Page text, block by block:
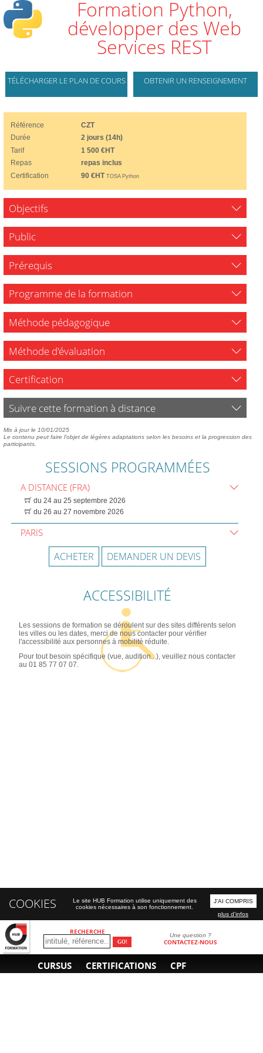
RECHERCHE Une question ?
CONTACTEZ-NOUS
CURSUS CERTIFICATIONS CPF
Formation Python,
développer des Web
Services REST
TÉLÉCHARGER LE PLAN DE COURS OBTENIR UN RENSEIGNEMENT
Référence
CZT
Durée
2 jours (14h)
Tarif
1 500 €HT
Repas
repas inclus
Certification
90 €HTTOSA Python
Objectifs
Public
Prérequis
Programme de la formation
Méthode pédagogique
Méthode d'évaluation
Certification
Suivre cette formation à distance
Mis à jour le 10/01/2025
Le contenu peut faire l'objet de légères adaptations selon les besoins et la progression des
participants.
SESSIONS PROGRAMMÉES
A DISTANCE (FRA)
du 24 au 25 septembre 2026
du 26 au 27 novembre 2026
PARIS
ACHETER DEMANDER UN DEVIS
ACCESSIBILITÉ
Les sessions de formation se déroulent sur des sites différents selon
les villes ou les dates, merci de nous contacter pour vérifier
l'accessibilité aux personnes à mobilité réduite.
Pour tout besoin spécifique (vue, audition...), veuillez nous contacter
au 01 85 77 07 07.
COOKIES
Le site HUB Formation utilise uniquement des
cookies nécessaires à son fonctionnement.
J'AI COMPRIS
plus d'infos